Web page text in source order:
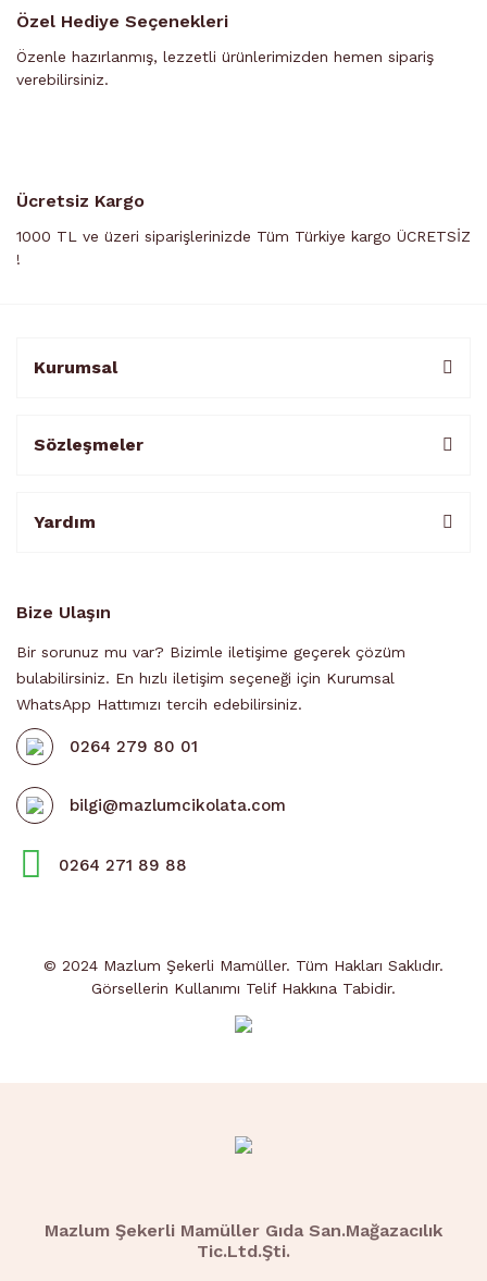
Özel Hediye Seçenekleri
Özenle hazırlanmış, lezzetli ürünlerimizden hemen sipariş
verebilirsiniz.
Ücretsiz Kargo
1000 TL ve üzeri siparişlerinizde Tüm Türkiye kargo ÜCRETSİZ
!
Kurumsal
Sözleşmeler
Yardım
Bize Ulaşın
Bir sorunuz mu var? Bizimle iletişime geçerek çözüm
bulabilirsiniz. En hızlı iletişim seçeneği için Kurumsal
WhatsApp Hattımızı tercih edebilirsiniz.
0264 279 80 01
bilgi@mazlumcikolata.com
0264 271 89 88
© 2024 Mazlum Şekerli Mamüller. Tüm Hakları Saklıdır.
Görsellerin Kullanımı Telif Hakkına Tabidir.
Mazlum Şekerli Mamüller Gıda San.Mağazacılık
Tic.Ltd.Şti.